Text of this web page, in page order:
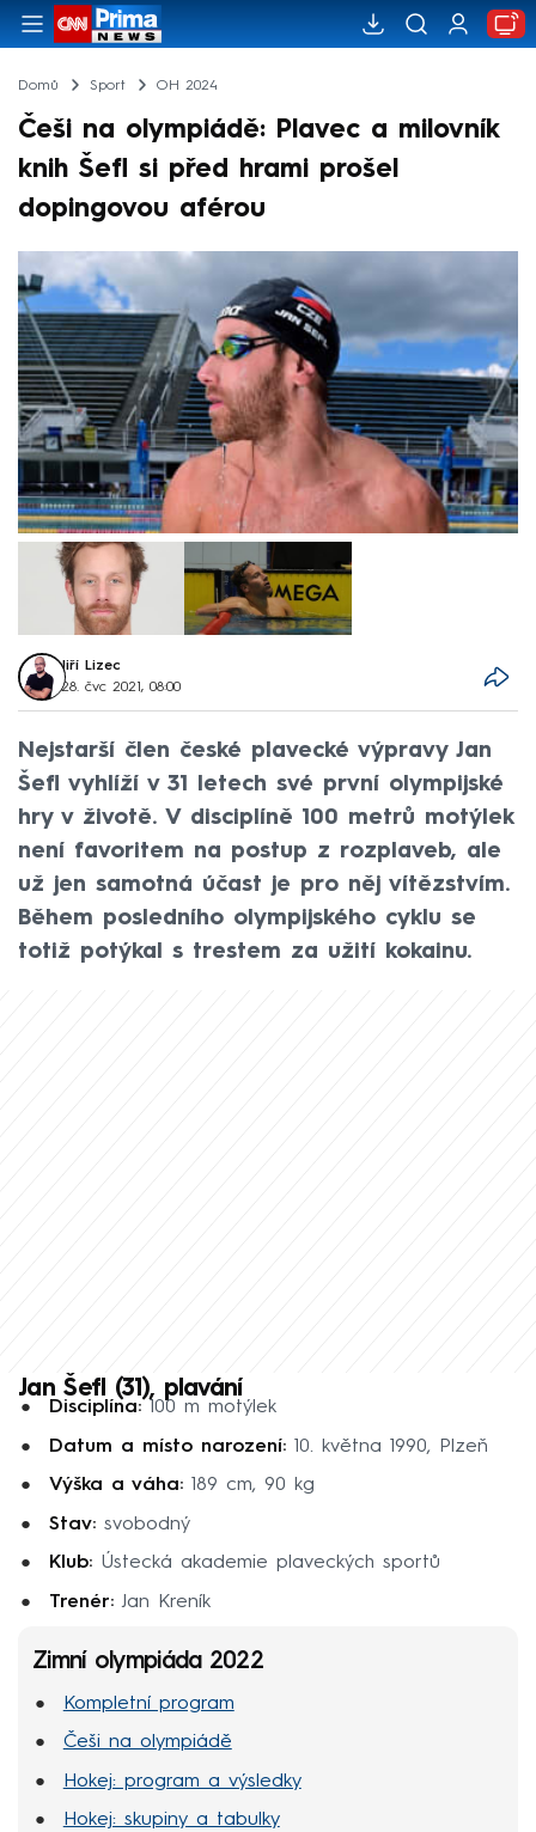
Domů Sport OH 2024
Češi na olympiádě: Plavec a milovník
knih Šefl si před hrami prošel
dopingovou aférou
Jiří Lizec
28. čvc 2021, 08:00
Nejstarší člen české plavecké výpravy Jan
Šefl vyhlíží v 31 letech své první olympijské
hry v životě. V disciplíně 100 metrů motýlek
není favoritem na postup z rozplaveb, ale
už jen samotná účast je pro něj vítězstvím.
Během posledního olympijského cyklu se
totiž potýkal s trestem za užití kokainu.
Jan Šefl (31), plavání
Disciplína:100 m motýlek
Datum a místo narození:10. května 1990, Plzeň
Výška a váha:189 cm, 90 kg
Stav:svobodný
Klub:Ústecká akademie plaveckých sportů
Trenér:Jan Kreník
Zimní olympiáda 2022
Kompletní program
Češi na olympiádě
Hokej: program a výsledky
Hokej: skupiny a tabulky